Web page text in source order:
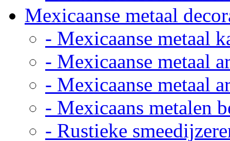
Mexicaanse metaal
- Mexicaanse metaal
- Mexicaanse metaal
- Mexicaanse metaal
- Mexicaans metalen
- Rustieke